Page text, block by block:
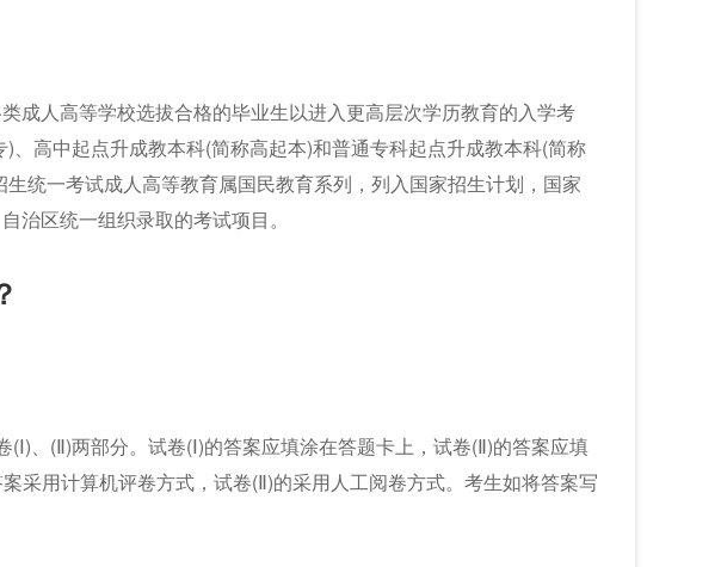
成人高等学校选拔合格的毕业生以进入更高层次学历教育的入学考
、高中起点升成教本科(简称高起本)和普通专科起点升成教本科(简称
统一考试成人高等教育属国民教育系列，列入国家招生计划，国家
治区统一组织录取的考试项目。
、(Ⅱ)两部分。试卷(Ⅰ)的答案应填涂在答题卡上，试卷(Ⅱ)的答案应填
采用计算机评卷方式，试卷(Ⅱ)的采用人工阅卷方式。考生如将答案写